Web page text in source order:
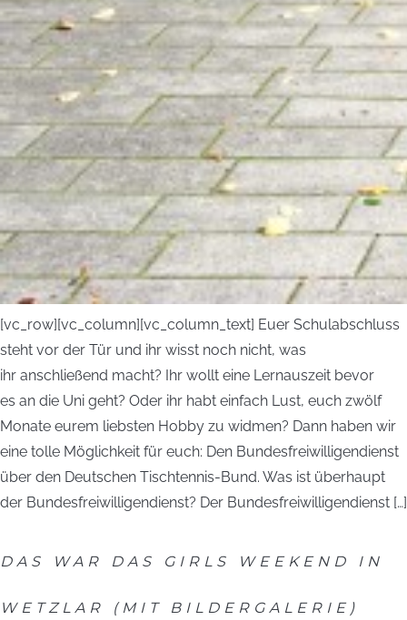
[vc_row][vc_column][vc_column_text] Euer Schulabschluss
steht vor der Tür und ihr wisst noch nicht, was
ihr anschließend macht? Ihr wollt eine Lernauszeit bevor
es an die Uni geht? Oder ihr habt einfach Lust, euch zwölf
Monate eurem liebsten Hobby zu widmen? Dann haben wir
eine tolle Möglichkeit für euch: Den Bundesfreiwilligendienst
über den Deutschen Tischtennis-Bund. Was ist überhaupt
der Bundesfreiwilligendienst? Der Bundesfreiwilligendienst […]
DAS WAR DAS GIRLS WEEKEND IN
WETZLAR (MIT BILDERGALERIE)